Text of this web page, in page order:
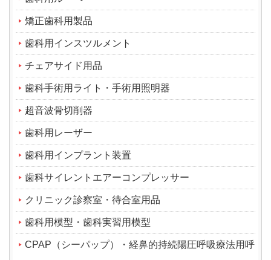
矯正歯科用製品
歯科用インスツルメント
チェアサイド用品
歯科手術用ライト・手術用照明器
超音波骨切削器
歯科用レーザー
歯科用インプラント装置
歯科サイレントエアーコンプレッサー
クリニック診察室・待合室用品
歯科用模型・歯科実習用模型
CPAP（シーパップ）・経鼻的持続陽圧呼吸療法用呼